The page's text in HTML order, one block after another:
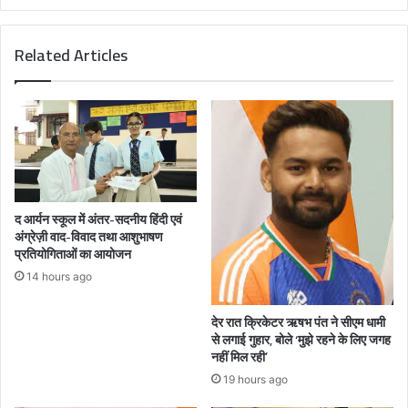
Related Articles
द आर्यन स्कूल में अंतर-सदनीय हिंदी एवं
अंग्रेज़ी वाद-विवाद तथा आशुभाषण
प्रतियोगिताओं का आयोजन
14 hours ago
देर रात क्रिकेटर ऋषभ पंत ने सीएम धामी
से लगाई गुहार, बोले ‘मुझे रहने के लिए जगह
नहीं मिल रही’
19 hours ago